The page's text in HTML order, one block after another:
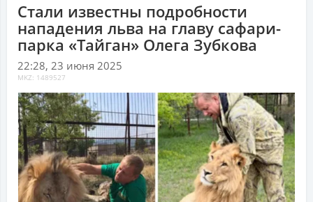
Стали известны подробности
нападения льва на главу сафари-
парка «Тайган» Олега Зубкова
22:28, 23 июня 2025
MKZ: 1489527